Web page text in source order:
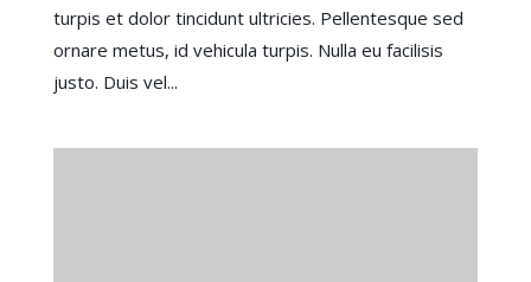
turpis et dolor tincidunt ultricies. Pellentesque sed
ornare metus, id vehicula turpis. Nulla eu facilisis
justo. Duis vel...